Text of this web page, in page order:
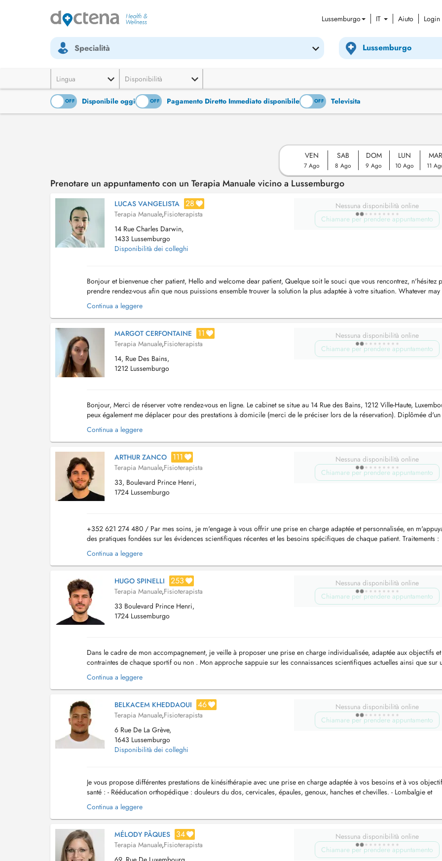
Lussemburgo IT Aiuto Login
Specialità
Lingua Disponibilità
OFF Disponibile oggi
ON OFF Pagamento Diretto Immediato disponibile
ON OFF Televisita
VEN
7 Ago
SAB
8 Ago
DOM
9 Ago
LUN
10 Ago
MAR
11
Prenotare un appuntamento con un Terapia Manuale vicino a Lussemburgo
LUCAS VANGELISTA 28
Terapia Manuale,Fisioterapista
14 Rue Charles Darwin,
1433 Lussemburgo
Disponibilità dei colleghi
Nessuna disponibilità online
Chiamare per prendere appuntamento
Bonjour et bienvenue cher patient, Hello and welcome dear patient, Quelque soit le souci que vous rencontrez, n'hésitez
prendre rendez-vous afin que nous puissions ensemble trouver la solution la plus adaptée à votre situation. Whatever may
problem youre encountering, feel free t...
Continua a leggere
MARGOT CERFONTAINE 11
Terapia Manuale,Fisioterapista
14, Rue Des Bains,
1212 Lussemburgo
Nessuna disponibilità online
Chiamare per prendere appuntamento
Bonjour, Merci de réserver votre rendez-vous en ligne. Le cabinet se situe au 14 Rue des Bains, 1212 Ville-Haute,
peux également me déplacer pour des prestations à domicile (merci de le préciser lors de la réservation). Diplômée d'un
en kinésithérapie, je prends en ch...
Continua a leggere
ARTHUR ZANCO 111
Terapia Manuale,Fisioterapista
33, Boulevard Prince Henri,
1724 Lussemburgo
Nessuna disponibilità online
Chiamare per prendere appuntamento
+352 621 274 480 / Par mes soins, je m'engage à vous offrir une prise en charge adaptée et personnalisée, en
des pratiques fondées sur les évidences scientifiques récentes et les besoins spécifiques de chaque patient. Traitements :
Rééducation Musculo-squelettique, Traumatologique...
Continua a leggere
HUGO SPINELLI 253
Terapia Manuale,Fisioterapista
33 Boulevard Prince Henri,
1724 Lussemburgo
Nessuna disponibilità online
Chiamare per prendere appuntamento
Dans le cadre de mon accompagnement, je veille à proposer une prise en charge individualisée, adaptée aux objectifs
contraintes de chaque sportif ou non . Mon approche sappuie sur les connaissances scientifiques actuelles ainsi que sur
analyse précise des besoins fonctionnels de chaque pa...
Continua a leggere
BELKACEM KHEDDAOUI 46
Terapia Manuale,Fisioterapista
6 Rue De La Grève,
1643 Lussemburgo
Disponibilità dei colleghi
Nessuna disponibilità online
Chiamare per prendere appuntamento
Je vous propose différentes prestations de kinésithérapie avec une prise en charge adaptée à vos besoins et à vos
santé : - Rééducation orthopédique : douleurs du dos, cervicales, épaules, genoux, hanches et chevilles. - Lombalgie et
cervicalgie : douleurs du dos et de la nuque. - ...
Continua a leggere
MÉLODY PÂQUES 34
Terapia Manuale,Fisioterapista
Nessuna disponibilità online
Chiamare per prendere appuntamento